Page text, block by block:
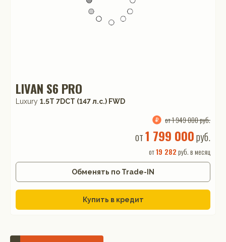
LIVAN S6 PRO
Luxury 1.5T 7DCT (147 л.с.) FWD
от 1 949 000 руб.
от1 799 000руб.
от19 282 руб. в месяц
Обменять по Trade-IN
Купить в кредит